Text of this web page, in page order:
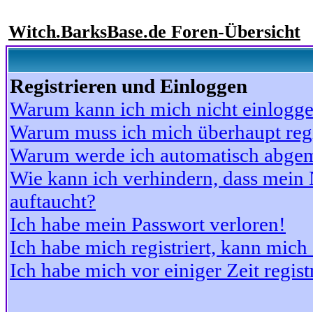
Witch.BarksBase.de Foren-Übersicht
Registrieren und Einloggen
Warum kann ich mich nicht
Warum muss ich mich überhaupt
Warum werde ich automatisch
Wie kann ich verhindern, dass
auftaucht?
Ich habe mein Passwort verloren!
Ich habe mich registriert, kann
Ich habe mich vor einiger Zeit